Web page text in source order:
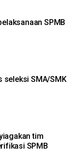
SPMB
seleksi SMA/SMK
tim
SPMB